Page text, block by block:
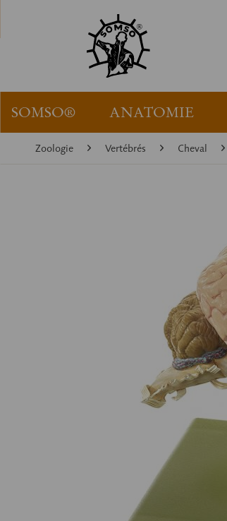
SOMSO® ANATOMIE
Zoologie Vertébrés Cheval